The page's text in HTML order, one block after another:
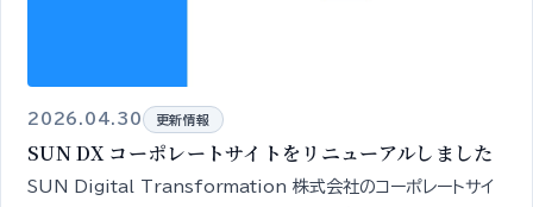
2026.04.30 更新情報
SUN DX コーポレートサイトをリニューアルしました
SUN Digital Transformation 株式会社のコーポレートサイ